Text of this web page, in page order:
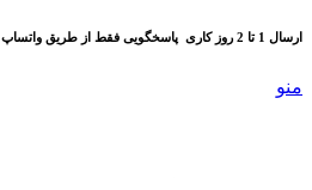
ارسال 1 تا 2 روز کاری پاسخگویی فقط از طریق واتساپ
منو